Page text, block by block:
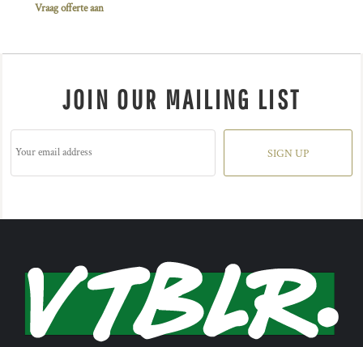
Vraag offerte aan
JOIN OUR MAILING LIST
SIGN UP